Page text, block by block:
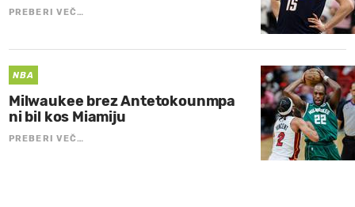
PREBERI VEČ…
NBA
Milwaukee brez Antetokounmpa
ni bil kos Miamiju
PREBERI VEČ…